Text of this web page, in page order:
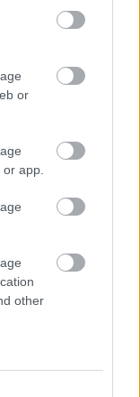
or
app.
other
toimielinten